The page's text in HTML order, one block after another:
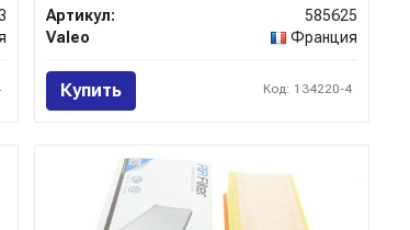
Артикул:
585625
Valeo
Франция
Купить Код: 134220-4